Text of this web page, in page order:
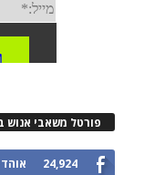
פורטל משאבי
24,924